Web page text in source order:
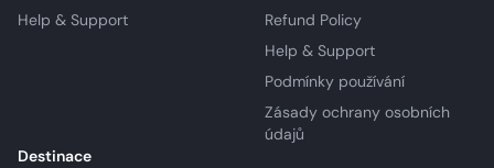
Help & Support
Refund Policy
Help & Support
Podmínky používání
Zásady ochrany osobních
údajů
Destinace